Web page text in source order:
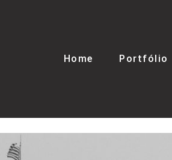
Home Portfólio